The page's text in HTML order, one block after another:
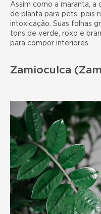
Assim como a maranta, a
de planta para pets, pois
intoxicação. Suas folhas
tons de verde, roxo e
para compor interiores
Zamioculca